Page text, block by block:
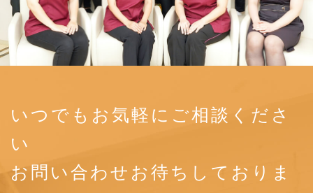
いつでもお気軽にご相談くださ
い
お問い合わせお待ちしておりま